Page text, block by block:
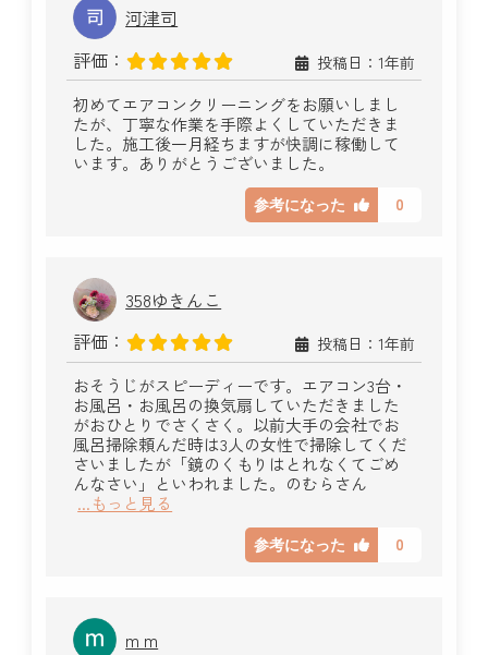
河津司
評価：
投稿日：1年前
初めてエアコンクリーニングをお願いしまし
たが、丁寧な作業を手際よくしていただきま
した。施工後一月経ちますが快調に稼働して
います。ありがとうございました。
参考になった 0
358ゆきんこ
評価：
投稿日：1年前
おそうじがスピーディーです。エアコン3台・
お風呂・お風呂の換気扇していただきました
がおひとりでさくさく。以前大手の会社でお
風呂掃除頼んだ時は3人の女性で掃除してくだ
さいましたが「鏡のくもりはとれなくてごめ
んなさい」といわれました。のむらさん
...もっと見る
参考になった 0
m m